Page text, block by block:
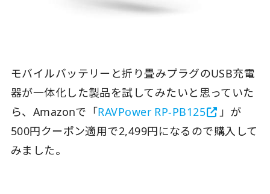
モバイルバッテリーと折り畳みプラグのUSB充電
器が一体化した製品を試してみたいと思っていた
ら、Amazonで「RAVPower RP-PB125
」が
500円クーポン適用で2,499円になるので購入して
みました。